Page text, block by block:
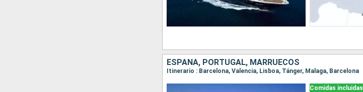
ESPAÑA, PORTUGAL, MARRUECOS
Itinerario : Barcelona, Valencia, Lisboa, Tánger, Malaga, Barcelona
Comidas incluidas